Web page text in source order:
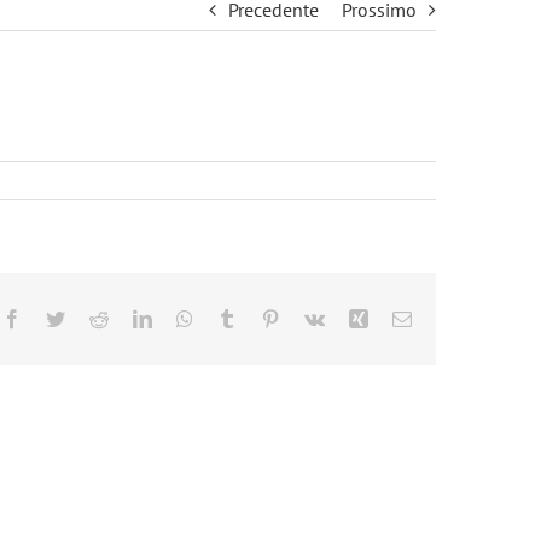
Precedente Prossimo
Facebook
TwitterRedditLinkedInWhatsApp
Tumblr Pinterest
Vk Xing Email